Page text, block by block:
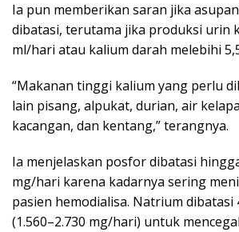
Ia pun memberikan saran jika
dibatasi, terutama jika produksi urin
ml/hari atau kalium darah melebihi
“Makanan tinggi kalium yang perlu
lain pisang, alpukat, durian, air
kacangan, dan kentang,” terangnya.
Ia menjelaskan posfor dibatasi
mg/hari karena kadarnya sering
pasien hemodialisa. Natrium dibatasi
(1.560–2.730 mg/hari) untuk